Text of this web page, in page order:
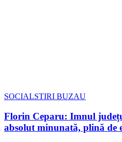
SOCIALSTIRI BUZAU
Florin Ceparu: Imnul
absolut minunată, plină de